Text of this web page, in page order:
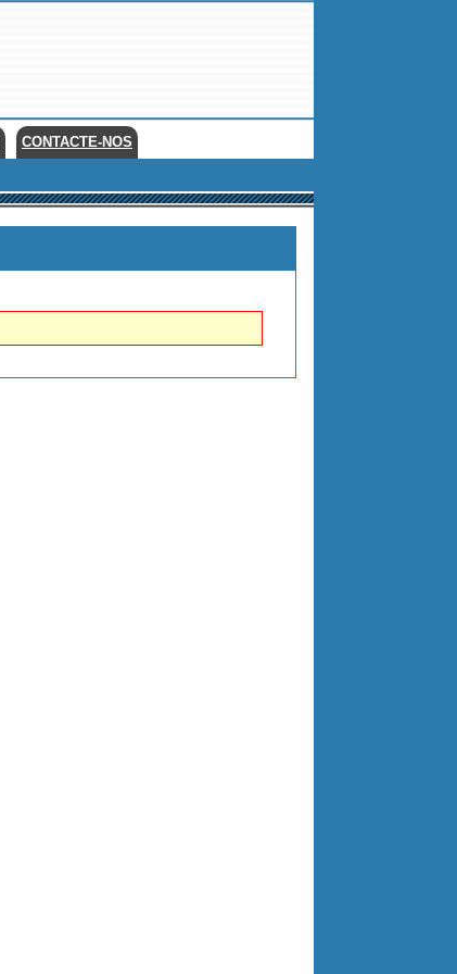
CONTACTE-NOS